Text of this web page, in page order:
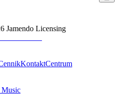
Jamendo Licensing
KontaktCentrum
Music